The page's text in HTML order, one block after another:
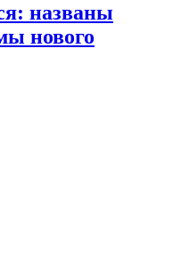
названы
нового